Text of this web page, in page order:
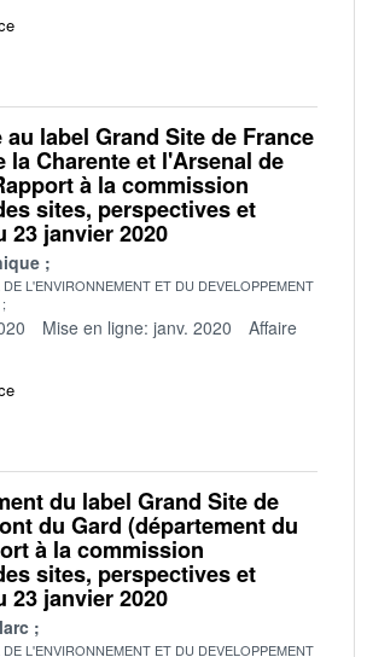
label Grand Site de France
la Charente et l'Arsenal de
à la commission
sites, perspectives et
23 janvier 2020
L'ENVIRONNEMENT ET DU DEVELOPPEMENT
Mise en ligne: janv. 2020
Affaire
du label Grand Site de
du Gard (département du
à la commission
sites, perspectives et
23 janvier 2020
L'ENVIRONNEMENT ET DU DEVELOPPEMENT